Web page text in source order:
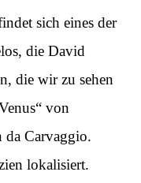
sich eines der
die David
die wir zu sehen
von
da Carvaggio.
lokalisiert.